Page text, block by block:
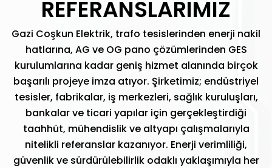
REFERANSLARIMIZ
Gazi Coşkun Elektrik, trafo tesislerinden enerji nakil
hatlarına, AG ve OG pano çözümlerinden GES
kurulumlarına kadar geniş hizmet alanında birçok
başarılı projeye imza atıyor. Şirketimiz; endüstriyel
tesisler, fabrikalar, iş merkezleri, sağlık kuruluşları,
bankalar ve ticari yapılar için gerçekleştirdiği
taahhüt, mühendislik ve altyapı çalışmalarıyla
nitelikli referanslar kazanıyor. Enerji verimliliği,
güvenlik ve sürdürülebilirlik odaklı yaklaşımıyla her